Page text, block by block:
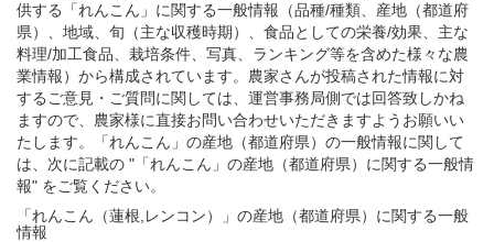
供する「れんこん」に関する一般情報（品種/種類、産地（都道府
県）、地域、旬（主な収穫時期）、食品としての栄養/効果、主な
料理/加工食品、栽培条件、写真、ランキング等を含めた様々な農
業情報）から構成されています。農家さんが投稿された情報に対
するご意見・ご質問に関しては、運営事務局側では回答致しかね
ますので、農家様に直接お問い合わせいただきますようお願いい
たします。「れんこん」の産地（都道府県）の一般情報に関して
は、次に記載の "「れんこん」の産地（都道府県）に関する一般情
報" をご覧ください。
「れんこん（蓮根,レンコン）」 の産地（都道府県）に関する一般
情報